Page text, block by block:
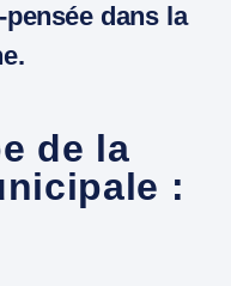
dans la
de la
: